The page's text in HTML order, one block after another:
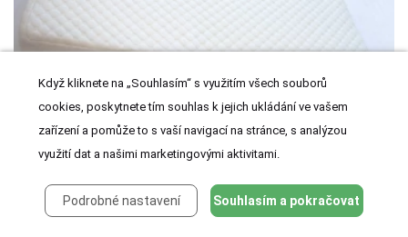
10. 10. 2025
Jak snížit nitrooční tlak? Podložte si
hlavu!
Chcete-li pro své zdraví udělat něco navíc,
Když kliknete na „Souhlasím“ s využitím všech souborů
cookies, poskytnete tím souhlas k jejich ukládání ve vašem
zařízení a pomůže to s vaší navigací na stránce, s analýzou
využití dat a našimi marketingovými aktivitami.
Podrobné nastavení Souhlasím a pokračovat